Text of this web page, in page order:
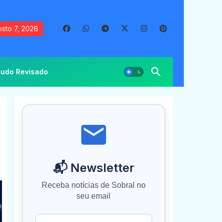
7, 2026
Revisado
📬 Newsletter
Receba notícias de Sobral no
seu email